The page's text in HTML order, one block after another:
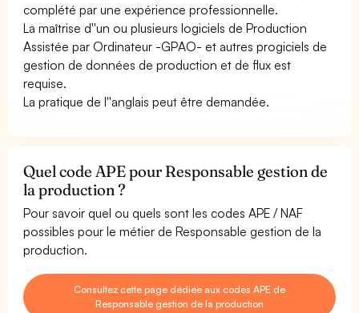
complété par une expérience professionnelle.
La maîtrise d''un ou plusieurs logiciels de Production
Assistée par Ordinateur -GPAO- et autres progiciels de
gestion de données de production et de flux est
requise.
La pratique de l''anglais peut être demandée.
Quel code APE pour Responsable gestion de
la production ?
Pour savoir quel ou quels sont les codes APE / NAF
possibles pour le métier de Responsable gestion de la
production.
Consultez cette page dédiée aux codes APE de
Responsable gestion de la production